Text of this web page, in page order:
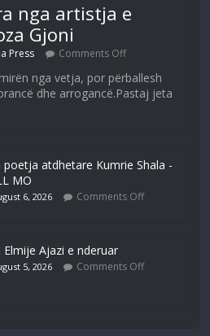
nga artistja e
Gjoni
Press Comments Off
nga vetja, por përballesh
dhe arrogancë.Pastaj jeta
poetja atdhetare Kumrie Shala -
MO
6, 2026 Comments Off
Elmije Ajazi e nderuar
5, 2026 Comments Off